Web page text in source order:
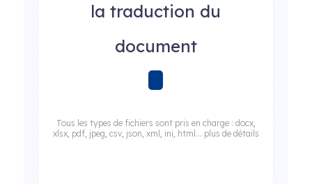
la traduction du
document
Tous les types de fichiers sont pris en charge : docx,
xlsx, pdf, jpeg, csv, json, xml, ini, html... plus de détails